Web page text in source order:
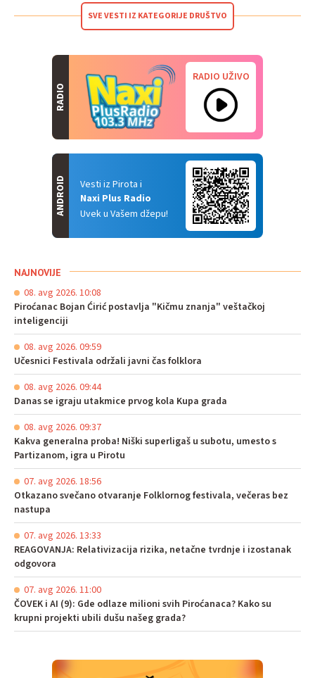
SVE VESTI IZ KATEGORIJE DRUŠTVO
RADIO
RADIO UŽIVO
Vesti iz Pirota i
Naxi Plus Radio
Uvek u Vašem džepu!
ANDROID
NAJNOVIJE
08. avg 2026. 10:08
Piroćanac Bojan Ćirić postavlja "Kičmu znanja" veštačkoj
inteligenciji
08. avg 2026. 09:59
Učesnici Festivala održali javni čas folklora
08. avg 2026. 09:44
Danas se igraju utakmice prvog kola Kupa grada
08. avg 2026. 09:37
Kakva generalna proba! Niški superligaš u subotu, umesto s
Partizanom, igra u Pirotu
07. avg 2026. 18:56
Otkazano svečano otvaranje Folklornog festivala, večeras bez
nastupa
07. avg 2026. 13:33
REAGOVANJA: Relativizacija rizika, netačne tvrdnje i izostanak
odgovora
07. avg 2026. 11:00
ČOVEK i AI (9): Gde odlaze milioni svih Piroćanaca? Kako su
krupni projekti ubili dušu našeg grada?